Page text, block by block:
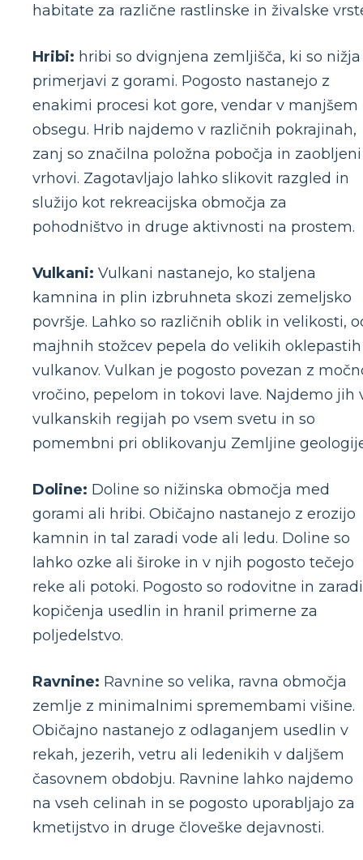
habitate za različne rastlinske in živalske
Hribi: hribi so dvignjena zemljišča, ki so
primerjavi z gorami. Pogosto nastanejo z
enakimi procesi kot gore, vendar v manjšem
obsegu. Hrib najdemo v različnih pokrajinah,
zanj so značilna položna pobočja in zaobljeni
vrhovi. Zagotavljajo lahko slikovit razgled in
služijo kot rekreacijska območja za
pohodništvo in druge aktivnosti na prostem.
Vulkani: Vulkani nastanejo, ko staljena
kamnina in plin izbruhneta skozi zemeljsko
površje. Lahko so različnih oblik in velikosti,
majhnih stožcev pepela do velikih oklepastih
vulkanov. Vulkan je pogosto povezan z
vročino, pepelom in tokovi lave. Najdemo jih
vulkanskih regijah po vsem svetu in so
pomembni pri oblikovanju Zemljine
Doline: Doline so nižinska območja med
gorami ali hribi. Običajno nastanejo z erozijo
kamnin in tal zaradi vode ali ledu. Doline so
lahko ozke ali široke in v njih pogosto tečejo
reke ali potoki. Pogosto so rodovitne in zaradi
kopičenja usedlin in hranil primerne za
poljedelstvo.
Ravnine: Ravnine so velika, ravna območja
zemlje z minimalnimi spremembami višine.
Običajno nastanejo z odlaganjem usedlin v
rekah, jezerih, vetru ali ledenikih v daljšem
časovnem obdobju. Ravnine lahko najdemo
na vseh celinah in se pogosto uporabljajo za
kmetijstvo in druge človeške dejavnosti.